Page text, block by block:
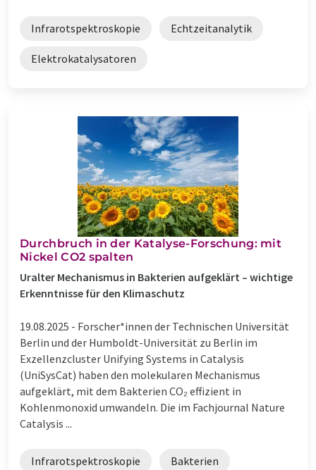
Infrarotspektroskopie Echtzeitanalytik
Elektrokatalysatoren
Durchbruch in der Katalyse-Forschung: mit
Nickel CO2 spalten
Uralter Mechanismus in Bakterien aufgeklärt – wichtige
Erkenntnisse für den Klimaschutz
19.08.2025 - Forscher*innen der Technischen Universität
Berlin und der Humboldt-Universität zu Berlin im
Exzellenzcluster Unifying Systems in Catalysis
(UniSysCat) haben den molekularen Mechanismus
aufgeklärt, mit dem Bakterien CO₂ effizient in
Kohlenmonoxid umwandeln. Die im Fachjournal Nature
Catalysis ...
Infrarotspektroskopie Bakterien